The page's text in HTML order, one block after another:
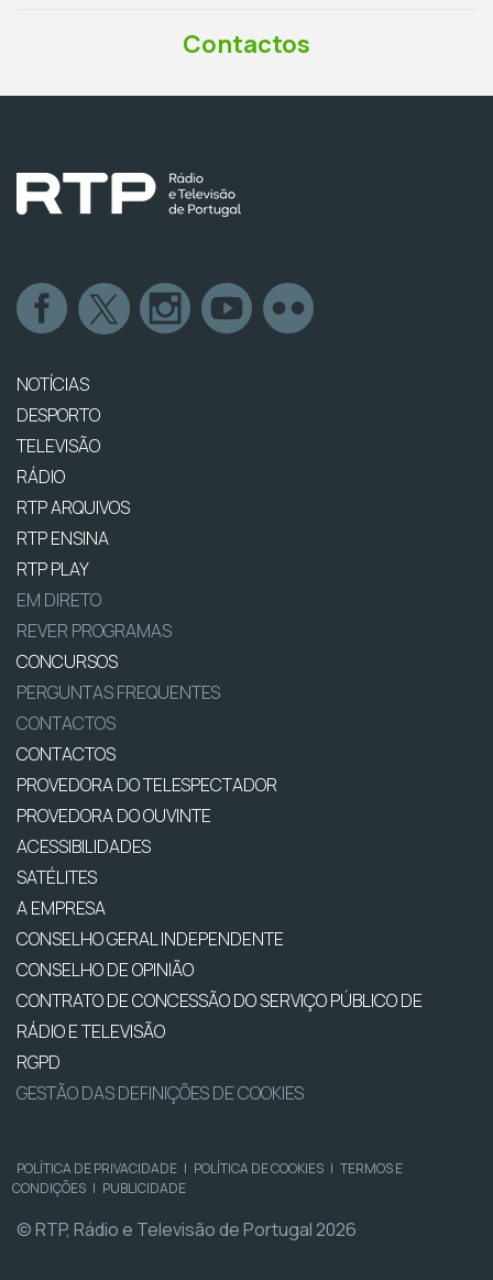
Contactos
NOTÍCIAS
DESPORTO
TELEVISÃO
RÁDIO
RTP ARQUIVOS
RTP ENSINA
RTP PLAY
EM DIRETO
REVER PROGRAMAS
CONCURSOS
PERGUNTAS FREQUENTES
CONTACTOS
CONTACTOS
PROVEDORA DO TELESPECTADOR
PROVEDORA DO OUVINTE
ACESSIBILIDADES
SATÉLITES
A EMPRESA
CONSELHO GERAL INDEPENDENTE
CONSELHO DE OPINIÃO
CONTRATO DE CONCESSÃO DO SERVIÇO PÚBLICO DE
RÁDIO E TELEVISÃO
RGPD
GESTÃO DAS DEFINIÇÕES DE COOKIES
POLÍTICA DE PRIVACIDADE | POLÍTICA DE COOKIES | TERMOS E
CONDIÇÕES | PUBLICIDADE
© RTP, Rádio e Televisão de Portugal 2026